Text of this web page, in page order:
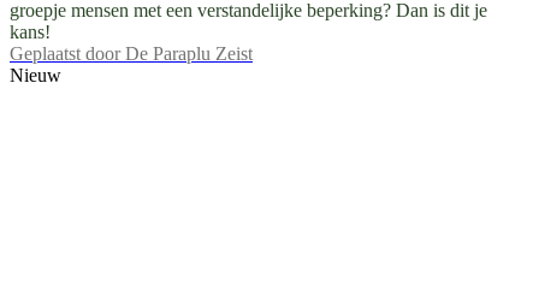
groepje mensen met een verstandelijke beperking? Dan is dit je
kans!
Geplaatst door De Paraplu Zeist
Nieuw